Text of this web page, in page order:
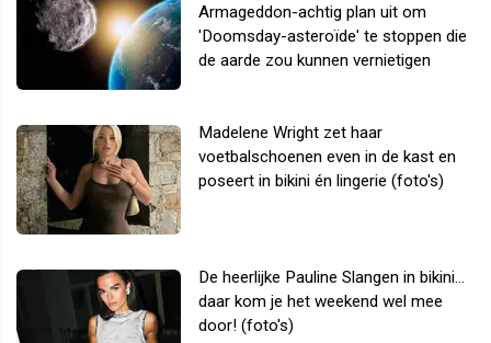
Armageddon-achtig plan uit om
'Doomsday-asteroïde' te stoppen die
de aarde zou kunnen vernietigen
Madelene Wright zet haar
voetbalschoenen even in de kast en
poseert in bikini én lingerie (foto's)
De heerlijke Pauline Slangen in bikini...
daar kom je het weekend wel mee
door! (foto's)